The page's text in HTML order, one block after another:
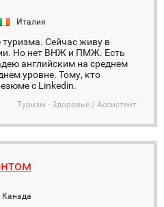
Италия
Сейчас живу в
Но нет ВНЖ и ПМЖ. Есть
английским на среднем
уровне. Тому, кто
с Linkedin.
Туризм - Здоровье / Ассистент
Канада